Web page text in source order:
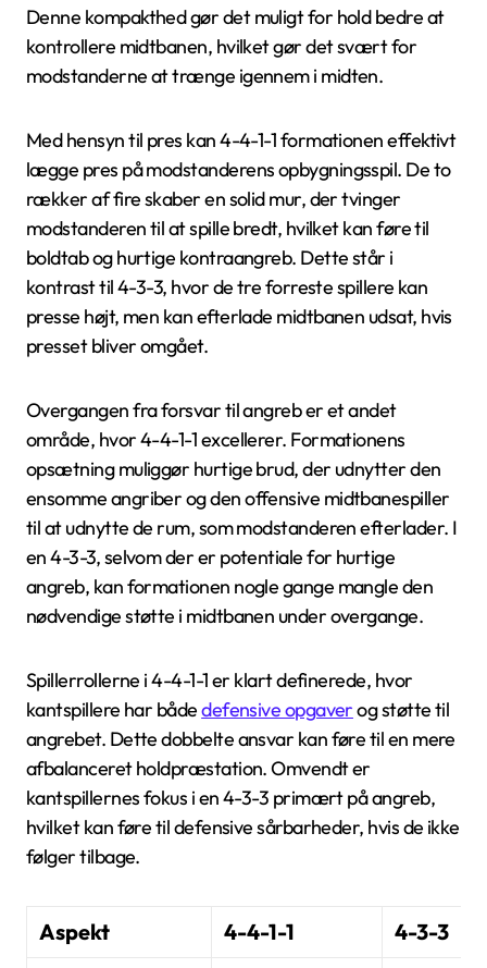
Denne kompakthed gør det muligt for hold bedre at
kontrollere midtbanen, hvilket gør det svært for
modstanderne at trænge igennem i midten.
Med hensyn til pres kan 4-4-1-1 formationen effektivt
lægge pres på modstanderens opbygningsspil. De to
rækker af fire skaber en solid mur, der tvinger
modstanderen til at spille bredt, hvilket kan føre til
boldtab og hurtige kontraangreb. Dette står i
kontrast til 4-3-3, hvor de tre forreste spillere kan
presse højt, men kan efterlade midtbanen udsat, hvis
presset bliver omgået.
Overgangen fra forsvar til angreb er et andet
område, hvor 4-4-1-1 excellerer. Formationens
opsætning muliggør hurtige brud, der udnytter den
ensomme angriber og den offensive midtbanespiller
til at udnytte de rum, som modstanderen efterlader. I
en 4-3-3, selvom der er potentiale for hurtige
angreb, kan formationen nogle gange mangle den
nødvendige støtte i midtbanen under overgange.
Spillerrollerne i 4-4-1-1 er klart definerede, hvor
kantspillere har bådedefensive opgaverog støtte til
angrebet. Dette dobbelte ansvar kan føre til en mere
afbalanceret holdpræstation. Omvendt er
kantspillernes fokus i en 4-3-3 primært på angreb,
hvilket kan føre til defensive sårbarheder, hvis de ikke
følger tilbage.
Aspekt 4-4-1-1 4-3-3